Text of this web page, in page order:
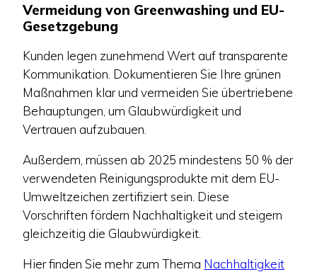
Vermeidung von Greenwashing und EU-
Gesetzgebung
Kunden legen zunehmend Wert auf transparente
Kommunikation. Dokumentieren Sie Ihre grünen
Maßnahmen klar und vermeiden Sie übertriebene
Behauptungen, um Glaubwürdigkeit und
Vertrauen aufzubauen.
Außerdem, müssen ab 2025 mindestens 50 % der
verwendeten Reinigungsprodukte mit dem EU-
Umweltzeichen zertifiziert sein. Diese
Vorschriften fördern Nachhaltigkeit und steigern
gleichzeitig die Glaubwürdigkeit.
Hier finden Sie mehr zum Thema Nachhaltigkeit